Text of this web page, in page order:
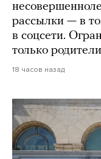
рассылки — в
в соцсети.
только родители
18 часов назад